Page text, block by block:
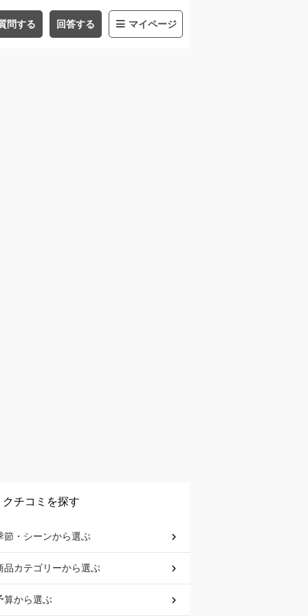
問する 回答する マイページ
クチコミを探す
節・シーンから選ぶ
品カテゴリーから選ぶ
算から選ぶ